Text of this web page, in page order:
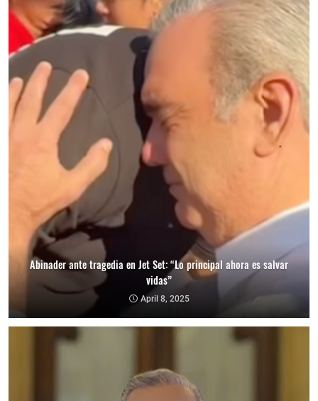
Abinader ante tragedia en Jet Set: “Lo principal ahora es salvar
vidas”
April 8, 2025